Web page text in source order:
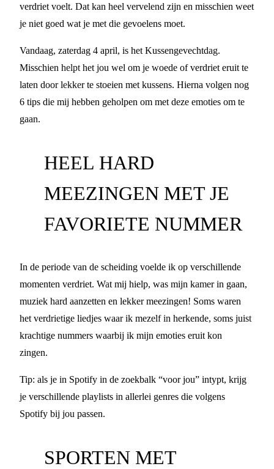
verdriet voelt. Dat kan heel vervelend zijn en misschien weet
je niet goed wat je met die gevoelens moet.
Vandaag, zaterdag 4 april, is het Kussengevechtdag.
Misschien helpt het jou wel om je woede of verdriet eruit te
laten door lekker te stoeien met kussens. Hierna volgen nog
6 tips die mij hebben geholpen om met deze emoties om te
gaan.
HEEL HARD
MEEZINGEN MET JE
FAVORIETE NUMMER
In de periode van de scheiding voelde ik op verschillende
momenten verdriet. Wat mij hielp, was mijn kamer in gaan,
muziek hard aanzetten en lekker meezingen! Soms waren
het verdrietige liedjes waar ik mezelf in herkende, soms juist
krachtige nummers waarbij ik mijn emoties eruit kon
zingen.
Tip: als je in Spotify in de zoekbalk “voor jou” intypt, krijg
je verschillende playlists in allerlei genres die volgens
Spotify bij jou passen.
SPORTEN MET